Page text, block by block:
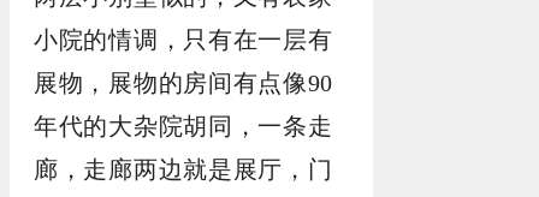
小院的情调，只有在一层有
展物，展物的房间有点像90
年代的大杂院胡同，一条走
廊，走廊两边就是展厅，门